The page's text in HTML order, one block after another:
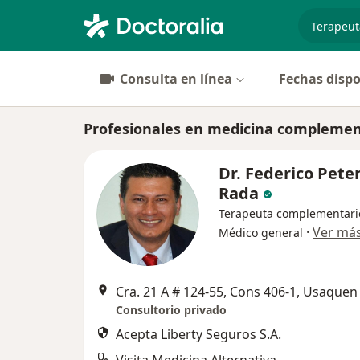
Consulta en línea Fechas
Profesionales en medicina
Dr. Federico
Rada
Terapeuta
Médico general · Ver
Cra. 21 A # 124-55, Cons 406-1, Usaquen
Consultorio privado
Acepta Liberty Seguros S.A.